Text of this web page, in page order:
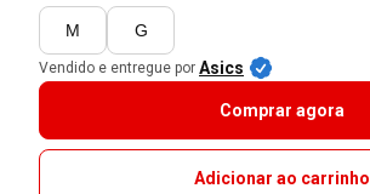
M G
Vendido e entregue por Asics
Comprar agora
Adicionar ao carrinho